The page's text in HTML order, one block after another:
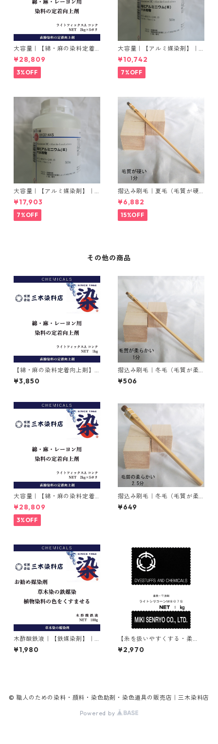
大容量｜【綿・麻の染料定着
向上剤】｜2kg×5本｜ライト
フィックスAコンク
¥28,809
3%OFF
大容量｜【アルミ媒染剤】｜5
00g−3本入り｜塩化アルミニ
ウム
¥10,742
7%OFF
大容量｜【アルミ媒染剤】｜5
00g−5本入り｜塩化アルミニ
ウム
¥17,903
7%OFF
摺込み刷毛｜夏毛（毛質が硬
い）1分｜16本入り＊1セット
¥6,882
15%OFF
その他の商品
【綿・麻の染料定着向上剤】
｜1kg｜ライトフィックスAコ
ンク
¥3,850
摺込み刷毛｜冬毛（毛質が柔
らかい）1分
¥506
大容量｜【綿・麻の染料定着
向上剤】｜2kg×5本｜ライト
フィックスAコンク
¥28,809
3%OFF
摺込み刷毛｜冬毛（毛質が柔
らかい）2.5分
¥649
木酢酸鉄液｜【鉄媒染剤】｜1
00g
¥1,980
【糸を扱いやすくする・柔
軟・平滑剤】｜1kg｜ライトシ
リコーンM807S
¥2,970
© 職人のための染料・顔料・染色助剤・染色道具の販売店｜三木染料店
Powered by